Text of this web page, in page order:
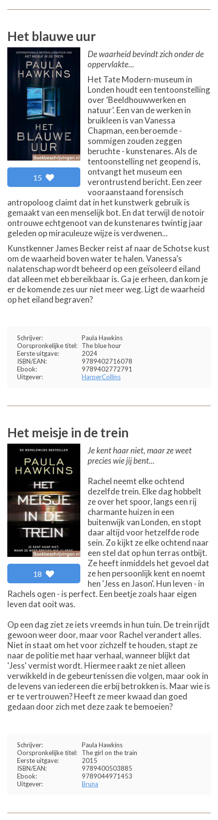
Het blauwe uur
15
De waarheid bevindt zich onder de
oppervlakte...
Het Tate Modern-museum in
Londen houdt een tentoonstelling
over ‘Beeldhouwwerken en
natuur’. Een van de werken in
bruikleen is van Vanessa
Chapman, een beroemde -
sommigen zouden zeggen
beruchte - kunstenares. Als de
tentoonstelling net geopend is,
ontvangt het museum een
verontrustend bericht. Een zeer
vooraanstaand forensisch
antropoloog claimt dat in het kunstwerk gebruik is
gemaakt van een menselijk bot. En dat terwijl de notoir
ontrouwe echtgenoot van de kunstenares twintig jaar
geleden op miraculeuze wijze is verdwenen...
Kunstkenner James Becker reist af naar de Schotse kust
om de waarheid boven water te halen. Vanessa’s
nalatenschap wordt beheerd op een geïsoleerd eiland
dat alleen met eb bereikbaar is. Ga je erheen, dan kom je
er de komende zes uur niet meer weg. Ligt de waarheid
op het eiland begraven?
Schrijver:
Paula Hawkins
Oorspronkelijke titel:
The blue hour
Eerste uitgave:
2024
ISBN/EAN:
9789402716078
Ebook:
9789402772791
Uitgever:
HarperCollins
Het meisje in de trein
18
Je kent haar niet, maar ze weet
precies wie jij bent...
Rachel neemt elke ochtend
dezelfde trein. Elke dag hobbelt
ze over het spoor, langs een rij
charmante huizen in een
buitenwijk van Londen, en stopt
daar altijd voor hetzelfde rode
sein. Zo kijkt ze elke ochtend naar
een stel dat op hun terras ontbijt.
Ze heeft inmiddels het gevoel dat
ze hen persoonlijk kent en noemt
hen 'Jess en Jason'. Hun leven - in
Rachels ogen - is perfect. Een beetje zoals haar eigen
leven dat ooit was.
Op een dag ziet ze iets vreemds in hun tuin. De trein rijdt
gewoon weer door, maar voor Rachel verandert alles.
Niet in staat om het voor zichzelf te houden, stapt ze
naar de politie met haar verhaal, wanneer blijkt dat
'Jess' vermist wordt. Hiermee raakt ze niet alleen
verwikkeld in de gebeurtenissen die volgen, maar ook in
de levens van iedereen die erbij betrokken is. Maar wie is
er te vertrouwen? Heeft ze meer kwaad dan goed
gedaan door zich met deze zaak te bemoeien?
Schrijver:
Paula Hawkins
Oorspronkelijke titel:
The girl on the train
Eerste uitgave:
2015
ISBN/EAN:
9789400503885
Ebook:
9789044971453
Uitgever:
Bruna